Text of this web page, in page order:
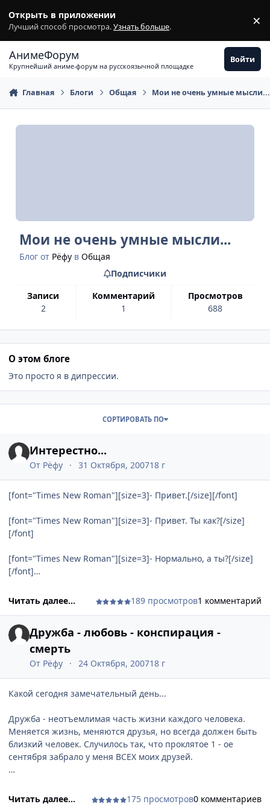
Открыть в приложении
Лучший способ просмотра.Узнать больше. ×
АнимеФорум
Крупнейший аниме-форум на русскоязычной площадке
Войти
Главная Блоги Общая Мои не очень умные мысли...
Мои не очень умные мысли...
Блог от Рёфу вОбщая
записи
2
комментарий
1
просмотров
688
Подписчики
О этом блоге
Это просто я в дипрессии.
СОРТИРОВАТЬ ПО
Интерестно...
От Рёфу 31 Октября, 200718 г
[font="Times New Roman"][size=3]- Привет.[/size][/font]
[font="Times New Roman"][size=3]- Привет. Ты как?[/size]
[/font]
[font="Times New Roman"][size=3]- Нормально, а ты?[/size]
[/font]
[font="Times New Roman"][size=3]- Я тоже ничего.
Понимаешь, я устала.[/size][/font]
[font="Times New Roman"][size=3]- Из-за любви?[/size][/font]
[font="Times New Roman"][size=3]- Из-за него. Прости меня.
[/size][/font]
[font="Times New Roman"][size=3]- За что?[/size][/font]
[font="Times New Roman"][size=3]- Прощаешь?[/size][/font]
[font="Times New Roman"][size=3]- Скажи, за что?[/size]
[/font]
[/font]
Читать далее... 189 просмотров1 комментарий
Дружба - любовь - конспирация -
смерть
От Рёфу 24 Октября, 200718 г
Какой сегодня замечательный день...
Дружба - неотъемлимая часть жизни каждого человека.
Меняется жизнь, меняются друзья, но всегда должен быть
близкий человек. Случилось так, что проклятое 1 - ое
сентября забрало у меня ВСЕХ моих друзей.
Рвётся дружбы тоненькая нить,
А сердце ранят больно телефоны,
Читать далее... 175 просмотров0 комментариев